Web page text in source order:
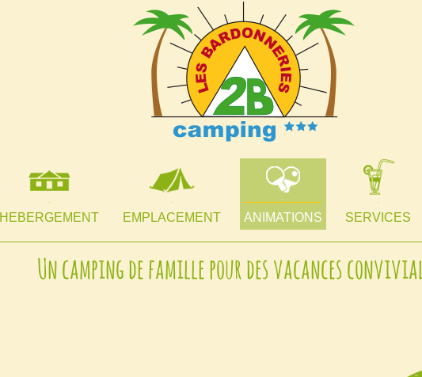
HEBERGEMENT EMPLACEMENT ANIMATIONS SERVICES
Un camping de famille pour des vacances